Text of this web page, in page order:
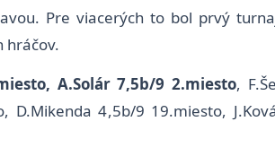
Pre viacerých to bol prvý
hráčov.
A.Solár 7,5b/9 2.miesto,
4,5b/9 19.miesto,